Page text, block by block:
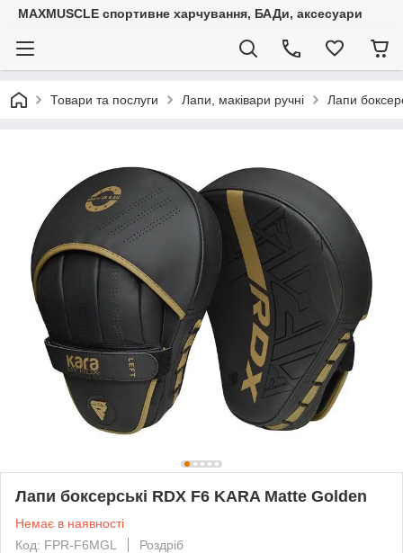
MAXMUSCLE спортивне харчування, БАДи, аксесуари
Товари та послуги Лапи, маківари ручні Лапи
Лапи боксерські RDX F6 KARA Matte Golden
Немає в наявності
Код: FPR-F6MGL
Роздріб